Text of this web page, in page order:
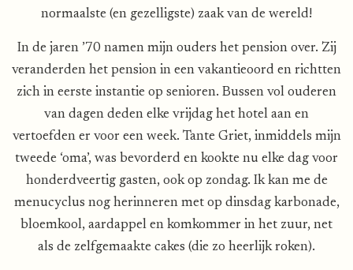
normaalste (en gezelligste) zaak van de wereld!
In de jaren ’70 namen mijn ouders het pension over. Zij
veranderden het pension in een vakantieoord en richtten
zich in eerste instantie op senioren. Bussen vol ouderen
van dagen deden elke vrijdag het hotel aan en
vertoefden er voor een week. Tante Griet, inmiddels mijn
tweede ‘oma’, was bevorderd en kookte nu elke dag voor
honderdveertig gasten, ook op zondag. Ik kan me de
menucyclus nog herinneren met op dinsdag karbonade,
bloemkool, aardappel en komkommer in het zuur, net
als de zelfgemaakte cakes (die zo heerlijk roken).